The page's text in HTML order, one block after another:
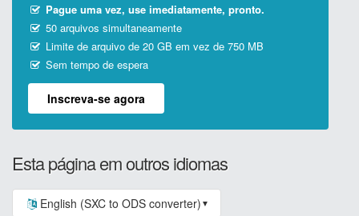
Pague uma vez, use imediatamente, pronto.
50 arquivos simultaneamente
Limite de arquivo de 20 GB em vez de 750 MB
Sem tempo de espera
Inscreva-se agora
Esta página em outros idiomas
English (SXC to ODS converter) ▼